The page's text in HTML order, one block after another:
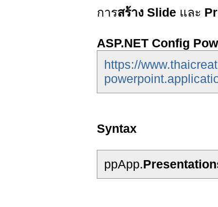
การสร้าง Slide และ
ASP.NET Config
https://
Syntax
ppApp.